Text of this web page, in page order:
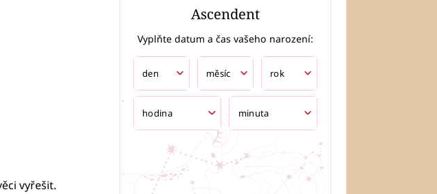
vyřešit.
Ascendent
Vyplňte datum a čas vašeho narození: